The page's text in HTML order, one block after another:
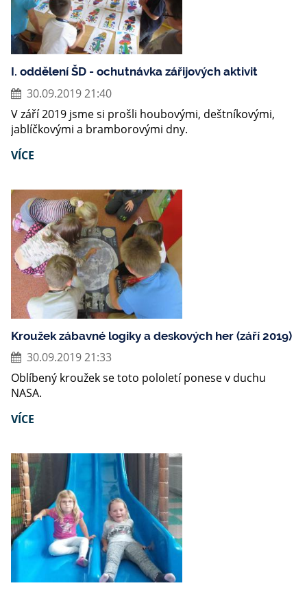
I. oddělení ŠD - ochutnávka zářijových aktivit
30.09.2019 21:40
V září 2019 jsme si prošli houbovými, deštníkovými,
jablíčkovými a bramborovými dny.
VÍCE
Kroužek zábavné logiky a deskových her (září 2019)
30.09.2019 21:33
Oblíbený kroužek se toto pololetí ponese v duchu
NASA.
VÍCE